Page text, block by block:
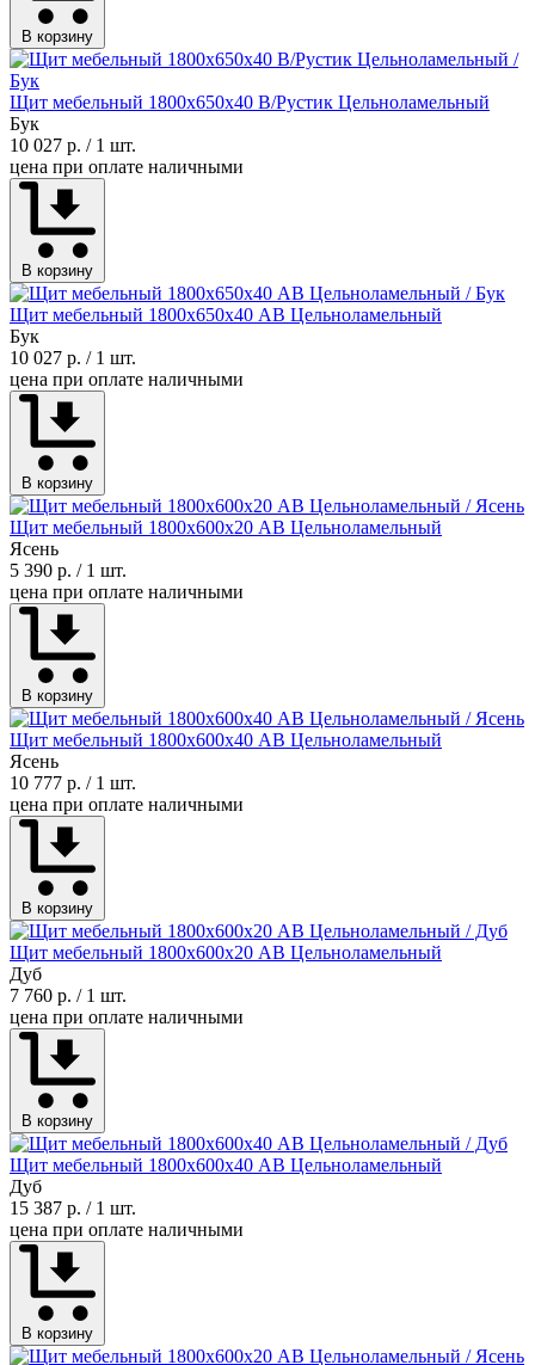
В корзину
Щит мебельный 1800х650х40 В/Рустик Цельноламельный
Бук
10 027 р. / 1 шт.
цена при оплате наличными
В корзину
Щит мебельный 1800х650х40 АВ Цельноламельный
Бук
10 027 р. / 1 шт.
цена при оплате наличными
В корзину
Щит мебельный 1800х600х20 АВ Цельноламельный
Ясень
5 390 р. / 1 шт.
цена при оплате наличными
В корзину
Щит мебельный 1800х600х40 АВ Цельноламельный
Ясень
10 777 р. / 1 шт.
цена при оплате наличными
В корзину
Щит мебельный 1800х600х20 АВ Цельноламельный
Дуб
7 760 р. / 1 шт.
цена при оплате наличными
В корзину
Щит мебельный 1800х600х40 АВ Цельноламельный
Дуб
15 387 р. / 1 шт.
цена при оплате наличными
В корзину